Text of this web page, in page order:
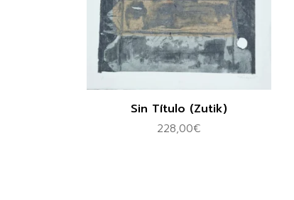
Sin Título (Zutik)
228,00€